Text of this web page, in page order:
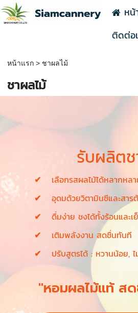
หน้
ติดต่อ
หน้าแรก> ชาผลไม้
ชาผลไม้
รับผลิตช
เลือกรสผลไม้ได้หลากหล
อุดมด้วยวิตามินซีและสาร
ดื่มง่าย ชงได้ทั้งร้อนและเ
เติมพลังงาน สดชื่นทันที
ปรับสูตรได้ : หวานน้อย,
"หอมผลไม้แท้ ส